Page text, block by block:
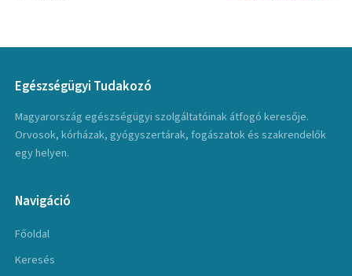
Egészségügyi Tudakozó
Magyarország egészségügyi szolgáltatóinak átfogó keresője.
Orvosok, kórházak, gyógyszertárak, fogászatok és szakrendelők
egy helyen.
Navigáció
Főoldal
Keresés